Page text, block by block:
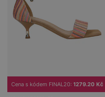
Cena s kódem FINAL20: 1279.20 Kč